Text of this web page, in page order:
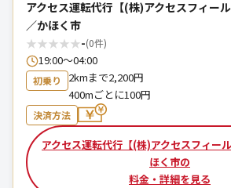
アクセス運転代行【(株)アクセスフィー
／かほく市
★★★★★-(0件)
19:00〜04:00
初乗り
2kmまで2,200円
400mごとに100円
決済方法
アクセス運転代行【(株)アクセスフィー
ほく市の
料金・詳細を見る